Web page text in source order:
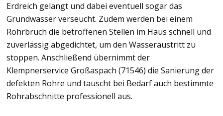
Erdreich gelangt und dabei eventuell sogar das
Grundwasser verseucht. Zudem werden bei einem
Rohrbruch die betroffenen Stellen im Haus schnell und
zuverlässig abgedichtet, um den Wasseraustritt zu
stoppen. Anschließend übernimmt der
Klempnerservice Großaspach (71546) die Sanierung der
defekten Rohre und tauscht bei Bedarf auch bestimmte
Rohrabschnitte professionell aus.